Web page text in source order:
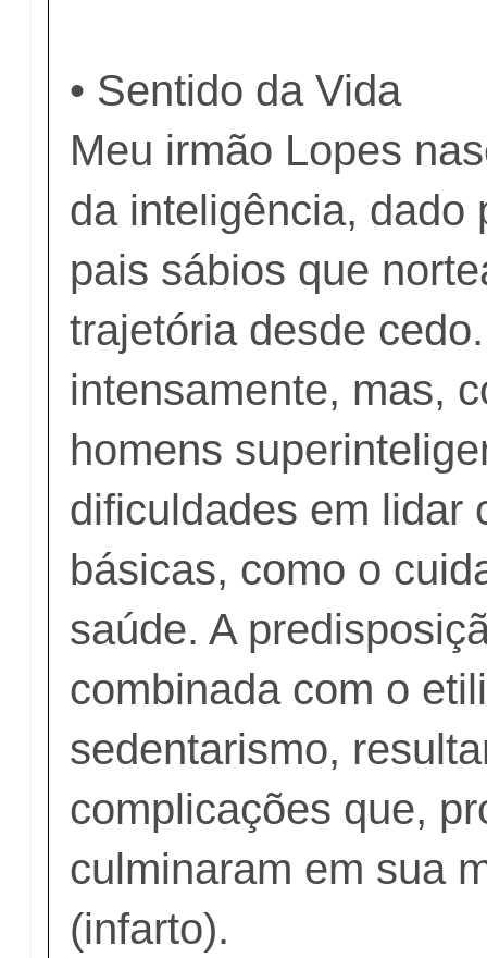
• Sentido da Vida
Meu irmão Lopes
da inteligência, dado
pais sábios que
trajetória desde
intensamente, mas,
homens
dificuldades em lidar
básicas, como o
saúde. A
combinada com o
sedentarismo,
complicações que,
culminaram em sua
(infarto).